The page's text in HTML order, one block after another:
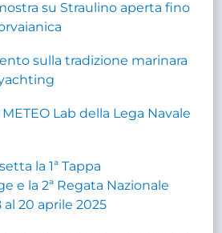
su Straulino aperta fino
sulla tradizione marinara
Lab della Lega Navale
la 1ª Tappa
e la 2ª Regata Nazionale
al 20 aprile 2025